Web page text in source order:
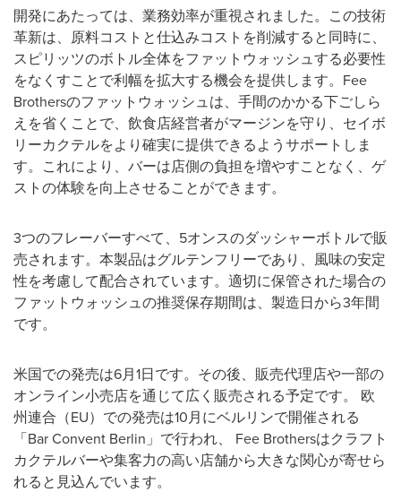
開発にあたっては、業務効率が重視されました。この技術
革新は、原料コストと仕込みコストを削減すると同時に、
スピリッツのボトル全体をファットウォッシュする必要性
をなくすことで利幅を拡大する機会を提供します。Fee
Brothersのファットウォッシュは、手間のかかる下ごしら
えを省くことで、飲食店経営者がマージンを守り、セイボ
リーカクテルをより確実に提供できるようサポートしま
す。これにより、バーは店側の負担を増やすことなく、ゲ
ストの体験を向上させることができます。
3つのフレーバーすべて、5オンスのダッシャーボトルで販
売されます。本製品はグルテンフリーであり、風味の安定
性を考慮して配合されています。適切に保管された場合の
ファットウォッシュの推奨保存期間は、製造日から3年間
です。
米国での発売は6月1日です。その後、販売代理店や一部の
オンライン小売店を通じて広く販売される予定です。 欧
州連合（EU）での発売は10月にベルリンで開催される
「Bar Convent Berlin」で行われ、 Fee Brothersはクラフト
カクテルバーや集客力の高い店舗から大きな関心が寄せら
れると見込んでいます。